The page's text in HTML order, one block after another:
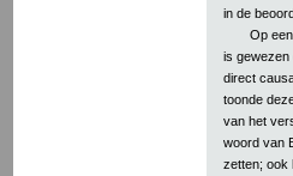
in de
Op
is gewezen
direct
toonde
van het
woord van
zetten; ook